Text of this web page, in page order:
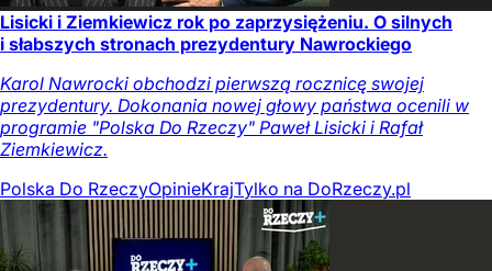
Lisicki i Ziemkiewicz rok po zaprzysiężeniu. O silnych
i słabszych stronach prezydentury Nawrockiego
Karol Nawrocki obchodzi pierwszą rocznicę swojej
prezydentury. Dokonania nowej głowy państwa ocenili w
programie "Polska Do Rzeczy" Paweł Lisicki i Rafał
Ziemkiewicz.
Polska Do RzeczyOpinieKrajTylko na DoRzeczy.pl